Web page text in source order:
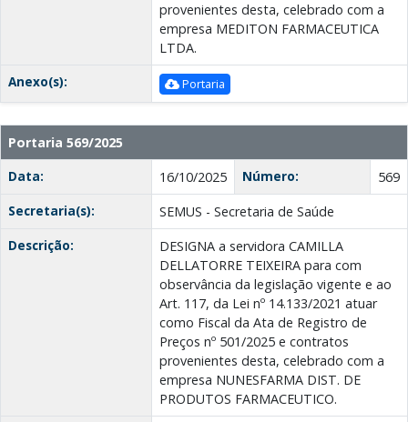
provenientes desta, celebrado com a
empresa MEDITON FARMACEUTICA
LTDA.
Anexo(s):
Portaria
Portaria 569/2025
Data:
16/10/2025 Número:
569
Secretaria(s):
SEMUS - Secretaria de Saúde
Descrição:
DESIGNA a servidora CAMILLA
DELLATORRE TEIXEIRA para com
observância da legislação vigente e ao
Art. 117, da Lei nº 14.133/2021 atuar
como Fiscal da Ata de Registro de
Preços nº 501/2025 e contratos
provenientes desta, celebrado com a
empresa NUNESFARMA DIST. DE
PRODUTOS FARMACEUTICO.